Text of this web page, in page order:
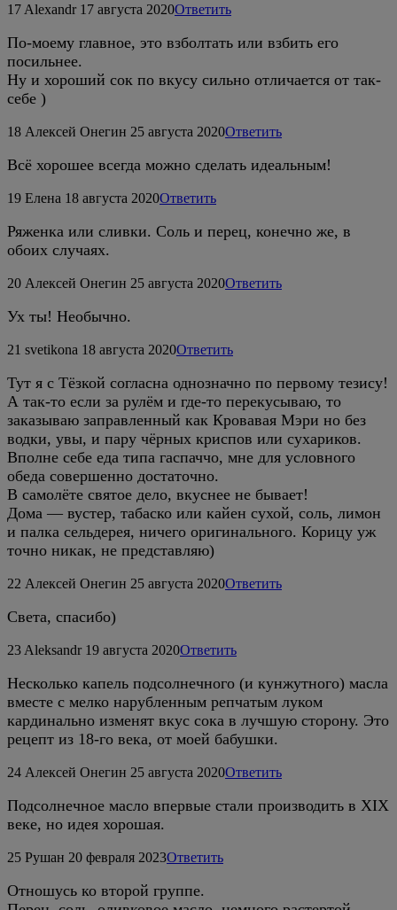
17 Alexandr 17 августа 2020Ответить
По-моему главное, это взболтать или взбить его
посильнее.
Ну и хороший сок по вкусу сильно отличается от так-
себе )
18 Алексей Онегин 25 августа 2020Ответить
Всё хорошее всегда можно сделать идеальным!
19 Елена 18 августа 2020Ответить
Ряженка или сливки. Соль и перец, конечно же, в
обоих случаях.
20 Алексей Онегин 25 августа 2020Ответить
Ух ты! Необычно.
21 svetikona 18 августа 2020Ответить
Тут я с Тёзкой согласна однозначно по первому тезису!
А так-то если за рулём и где-то перекусываю, то
заказываю заправленный как Кровавая Мэри но без
водки, увы, и пару чёрных криспов или сухариков.
Вполне себе еда типа гаспаччо, мне для условного
обеда совершенно достаточно.
В самолёте святое дело, вкуснее не бывает!
Дома — вустер, табаско или кайен сухой, соль, лимон
и палка сельдерея, ничего оригинального. Корицу уж
точно никак, не представляю)
22 Алексей Онегин 25 августа 2020Ответить
Света, спасибо)
23 Aleksandr 19 августа 2020Ответить
Несколько капель подсолнечного (и кунжутного) масла
вместе с мелко нарубленным репчатым луком
кардинально изменят вкус сока в лучшую сторону. Это
рецепт из 18-го века, от моей бабушки.
24 Алексей Онегин 25 августа 2020Ответить
Подсолнечное масло впервые стали производить в XIX
веке, но идея хорошая.
25 Рушан 20 февраля 2023Ответить
Отношусь ко второй группе.